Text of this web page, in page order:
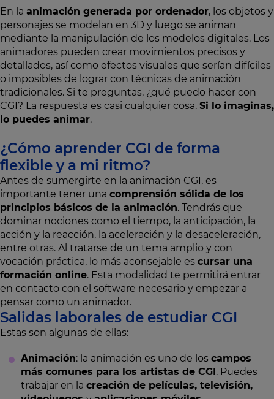
En la animación generada por ordenador, los objetos y
personajes se modelan en 3D y luego se animan
mediante la manipulación de los modelos digitales. Los
animadores pueden crear movimientos precisos y
detallados, así como efectos visuales que serían difíciles
o imposibles de lograr con técnicas de animación
tradicionales. Si te preguntas, ¿qué puedo hacer con
CGI? La respuesta es casi cualquier cosa. Si lo imaginas,
lo puedes animar.
¿Cómo aprender CGI de forma
flexible y a mi ritmo?
Antes de sumergirte en la animación CGI, es
importante tener una comprensión sólida de los
principios básicos de la animación. Tendrás que
dominar nociones como el tiempo, la anticipación, la
acción y la reacción, la aceleración y la desaceleración,
entre otras. Al tratarse de un tema amplio y con
vocación práctica, lo más aconsejable es cursar una
formación online. Esta modalidad te permitirá entrar
en contacto con el software necesario y empezar a
pensar como un animador.
Salidas laborales de estudiar CGI
Estas son algunas de ellas:
Animación: la animación es uno de los campos
más comunes para los artistas de CGI. Puedes
trabajar en la creación de películas, televisión,